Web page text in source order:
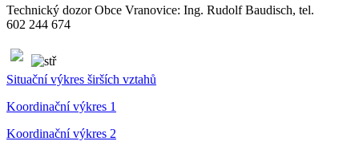
Technický dozor Obce Vranovice: Ing. Rudolf Baudisch, tel.
602 244 674
Situační výkres širších vztahů
Koordinační výkres 1
Koordinační výkres 2